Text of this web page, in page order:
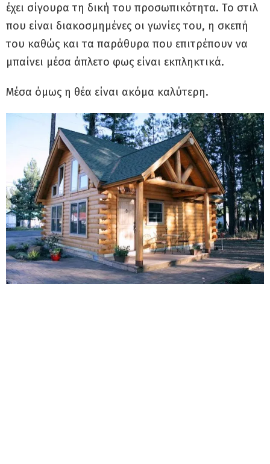
έχει σίγουρα τη δική του προσωπικότητα. Το στιλ
που είναι διακοσμημένες οι γωνίες του, η σκεπή
του καθώς και τα παράθυρα που επιτρέπουν να
μπαίνει μέσα άπλετο φως είναι εκπληκτικά.
Μέσα όμως η θέα είναι ακόμα καλύτερη.